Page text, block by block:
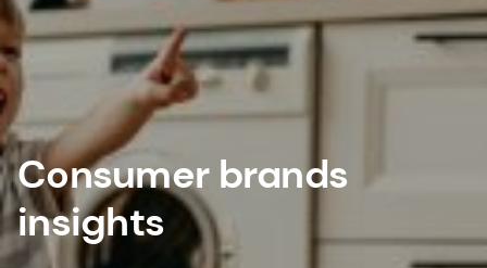
Consumer brands
insights